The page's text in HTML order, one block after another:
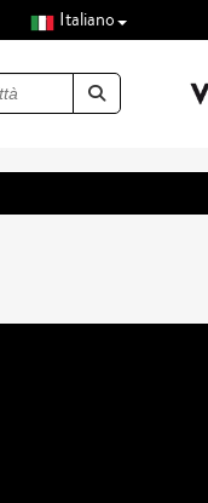
Italiano